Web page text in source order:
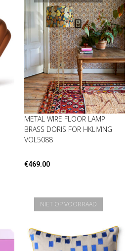
METAL WIRE FLOOR LAMP
BRASS DORIS FOR HKLIVING
VOL5088
€469.00
NIET OP VOORRAAD